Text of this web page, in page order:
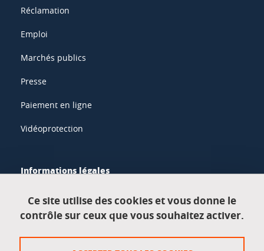
Réclamation
Emploi
Marchés publics
Presse
Paiement en ligne
Vidéoprotection
Informations légales
Données personnelles
Crédits
Ce site utilise des cookies et vous donne le
contrôle sur ceux que vous souhaitez activer.